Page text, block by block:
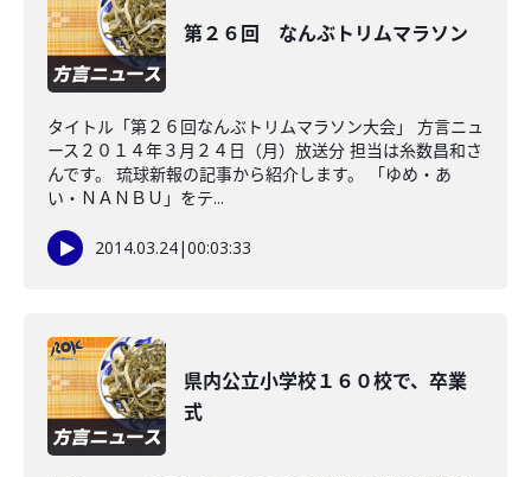
第２６回 なんぶトリムマラソン
タイトル「第２６回なんぶトリムマラソン大会」 方言ニュ
ース２０１４年３月２４日（月）放送分 担当は糸数昌和さ
んです。 琉球新報の記事から紹介します。 「ゆめ・あ
い・ＮＡＮＢＵ」をテ...
2014.03.24|00:03:33
県内公立小学校１６０校で、卒業
式